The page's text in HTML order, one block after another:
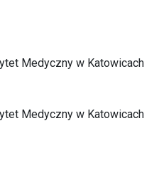
Medyczny w Katowicach
Medyczny w Katowicach